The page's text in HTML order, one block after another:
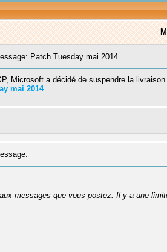
Patch Tuesday mai 2014
Microsoft a décidé de suspendre la
mai 2014
messages que vous postez. Il y a une